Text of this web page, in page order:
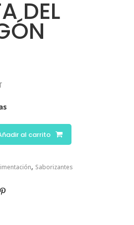
DEL
al carrito
, Saborizantes